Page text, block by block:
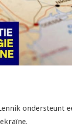
ondersteunt